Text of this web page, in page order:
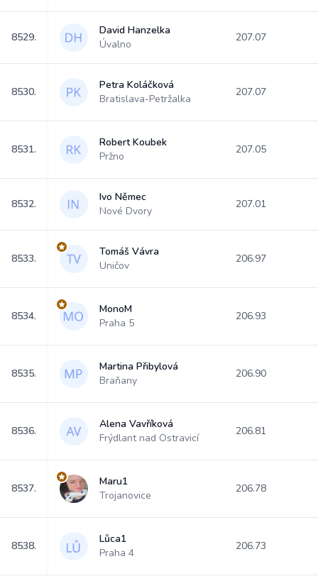
8529.
David Hanzelka
Úvalno
207.07
8530.
Petra Koláčková
Bratislava-Petržalka
207.07
8531.
Robert Koubek
Pržno
207.05
8532.
Ivo Němec
Nové Dvory
207.01
8533.
Tomáš Vávra
Uničov
206.97
8534.
MonoM
Praha 5
206.93
8535.
Martina Přibylová
Braňany
206.90
8536.
Alena Vavříková
Frýdlant nad Ostravicí
206.81
8537.
Maru1
Trojanovice
206.78
8538.
Lůca1
Praha 4
206.73